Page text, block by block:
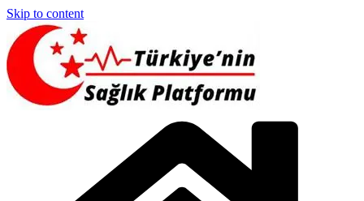
Skip to content